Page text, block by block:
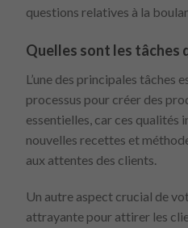
questions relatives à la
Quelles sont les tâches
L’une des principales
processus pour créer des
essentielles, car ces
nouvelles recettes et
aux attentes des clients.
Un autre aspect crucial de
attrayante pour attirer les